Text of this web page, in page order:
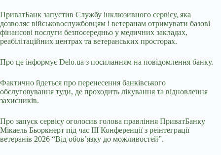
ПриватБанк запустив Службу інклюзивного сервісу, яка
дозволяє військовослужбовцям і ветеранам отримувати базові
фінансові послуги безпосередньо у медичних закладах,
реабілітаційних центрах та ветеранських просторах.
Про це інформує Delo.ua з посиланням на повідомлення банку.
Фактично йдеться про перенесення банківського
обслуговування туди, де проходить лікування та відновлення
захисників.
Про запуск сервісу оголосив голова правління ПриватБанку
Мікаель Бьоркнерт під час III Конференції з реінтеграції
ветеранів 2026 “Від обов’язку до можливостей”.